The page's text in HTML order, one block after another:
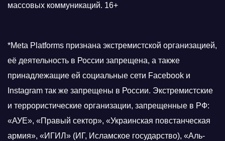
массовых коммуникаций. 16+
*Meta Platforms признана экстремистской организацией,
её деятельность в России запрещена, а также
принадлежащие ей социальные сети Facebook и
Instagram так же запрещены в России. Экстремистские
и террористические организации, запрещенные в РФ:
«АУЕ», «Правый сектор», «Украинская повстанческая
армия», «ИГИЛ» (ИГ, Исламское государство), «Аль-